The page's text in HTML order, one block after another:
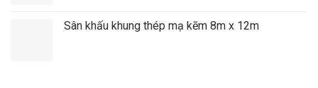
Sân khấu khung thép mạ kẽm 8m x 12m